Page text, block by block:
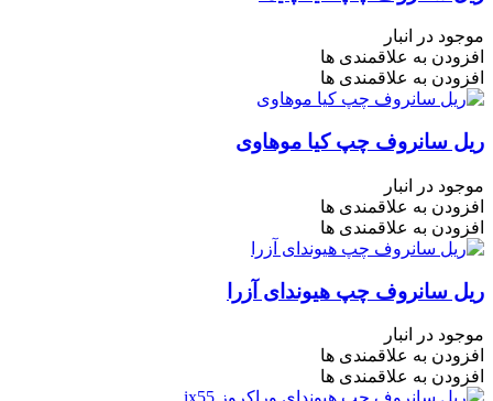
موجود در انبار
افزودن به علاقمندی ها
افزودن به علاقمندی ها
ریل سانروف چپ کیا موهاوی
موجود در انبار
افزودن به علاقمندی ها
افزودن به علاقمندی ها
ریل سانروف چپ هیوندای آزرا
موجود در انبار
افزودن به علاقمندی ها
افزودن به علاقمندی ها